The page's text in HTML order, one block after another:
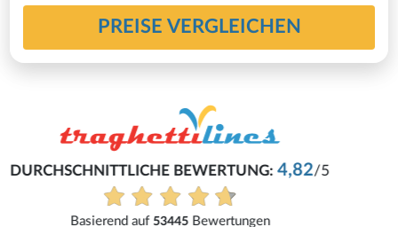
PREISE VERGLEICHEN
Dirk
Alles einfach und schnell gemacht
Alle Bewertungen anzeigen